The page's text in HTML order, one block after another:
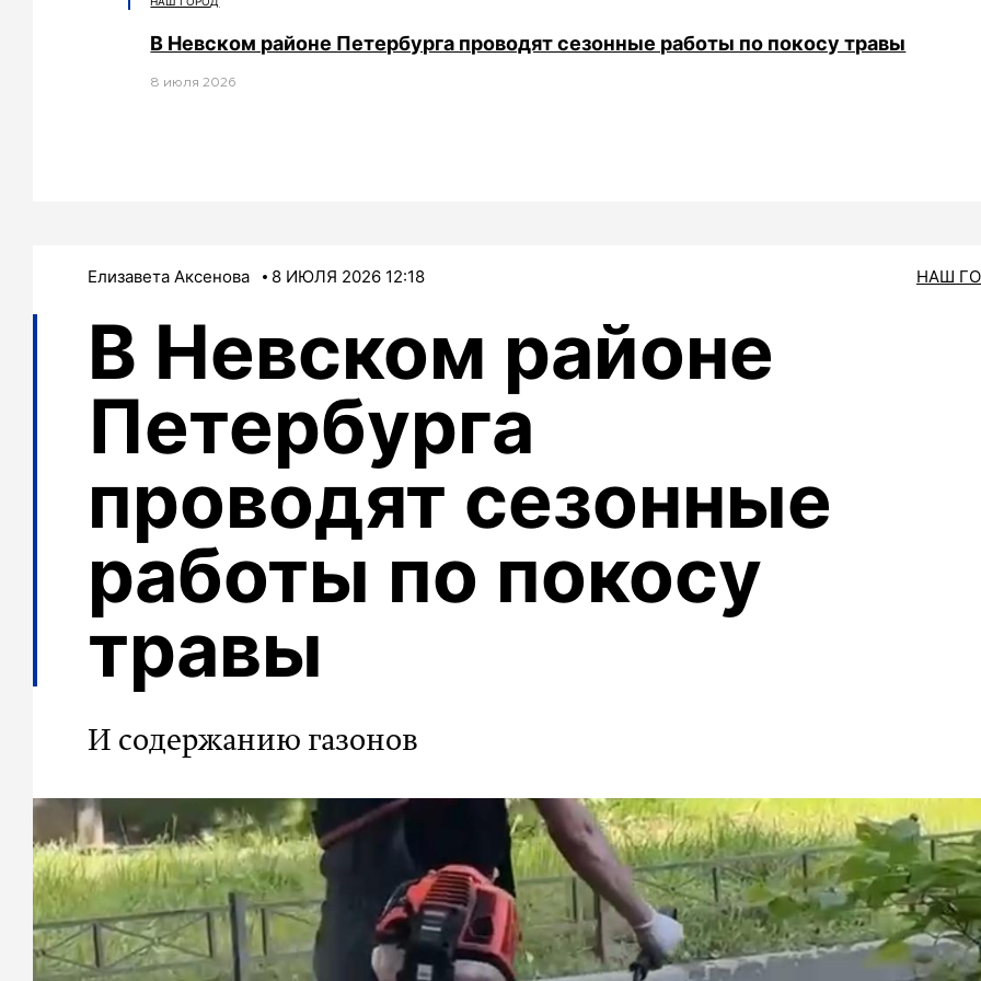
В Невском районе Петербурга проводят сезонные работы по покосу травы
8 июля 2026
Елизавета Аксенова 8 ИЮЛЯ 2026 12:18 НАШ
В Невском районе
Петербурга
проводят сезонные
работы по покосу
травы
И содержанию газонов